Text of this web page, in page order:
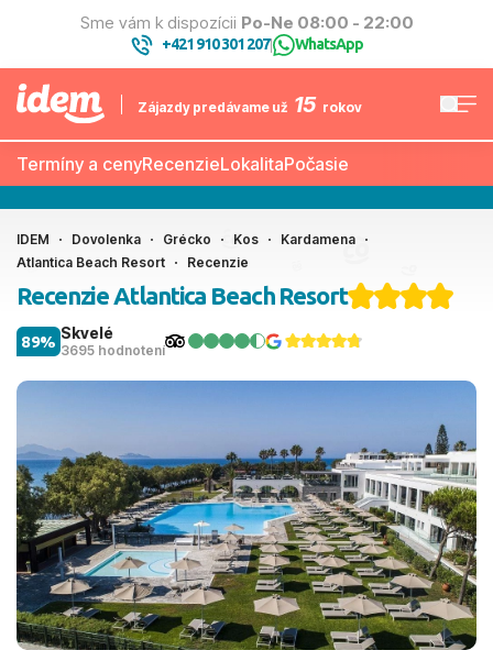
Sme vám k dispozícii Po-Ne 08:00 - 22:00
+421 910 301 207| WhatsApp
Zájazdy predávame už 15 rokov
Termíny a cenyRecenzieLokalitaPočasie
IDEM Dovolenka Grécko Kos
Kardamena
Atlantica Beach Resort
Recenzie
Recenzie Atlantica Beach Resort
Skvelé
3695 hodnotení
89%